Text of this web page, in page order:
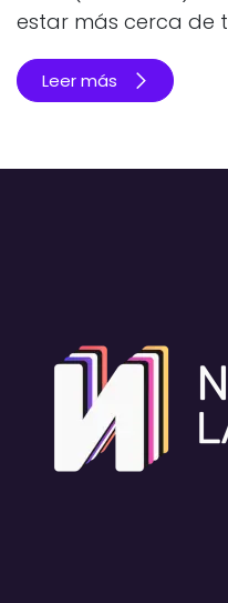
estar más cerca de
Leer más